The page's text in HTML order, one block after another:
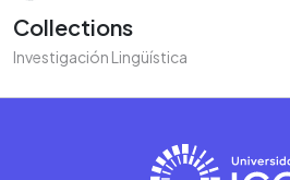
Collections
Investigación Lingüística